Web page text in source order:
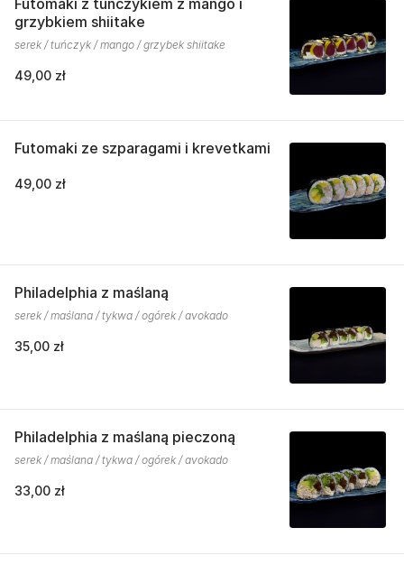
grzybkiem shiitake
serek / tuńczyk / mango / grzybek shiitake
49,00 zł
Futomaki ze szparagami i krevetkami
49,00 zł
Philadelphia z maślaną
serek / maślana / tykwa / ogórek / avokado
35,00 zł
Philadelphia z maślaną pieczoną
serek / maślana / tykwa / ogórek / avokado
33,00 zł